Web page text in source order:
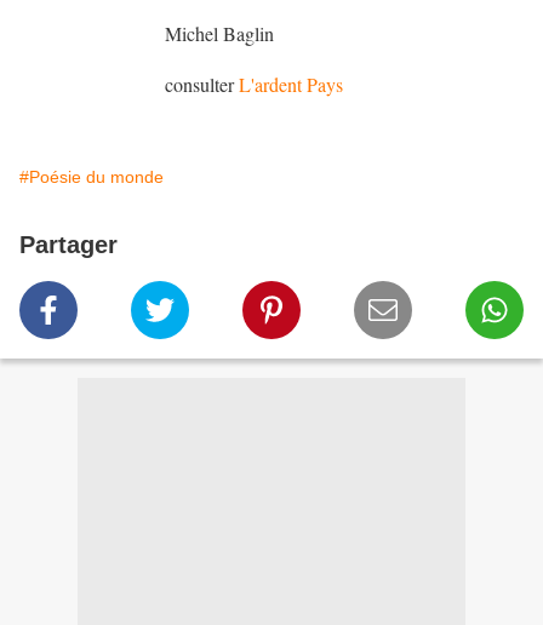
Michel Baglin
consulterL'ardent Pays
#Poésie du monde
Partager